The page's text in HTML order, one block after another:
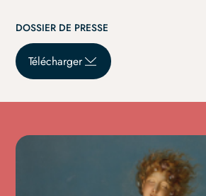
DOSSIER DE PRESSE
Télécharger